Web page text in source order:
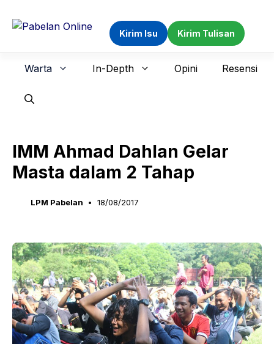
Kirim Isu Kirim Tulisan
Warta In-Depth Opini Resensi
IMM Ahmad Dahlan Gelar
Masta dalam 2 Tahap
LPM Pabelan 18/08/2017